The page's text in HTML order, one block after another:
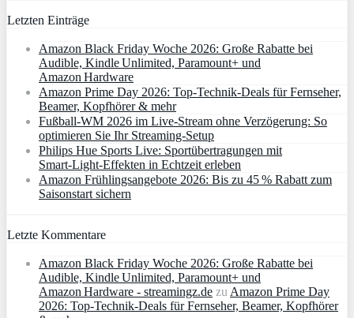
Letzten Einträge
Amazon Black Friday Woche 2026: Große Rabatte bei
Audible, Kindle Unlimited, Paramount+ und
Amazon Hardware
Amazon Prime Day 2026: Top-Technik-Deals für Fernseher,
Beamer, Kopfhörer & mehr
Fußball-WM 2026 im Live-Stream ohne Verzögerung: So
optimieren Sie Ihr Streaming-Setup
Philips Hue Sports Live: Sportübertragungen mit
Smart‑Light‑Effekten in Echtzeit erleben
Amazon Frühlingsangebote 2026: Bis zu 45 % Rabatt zum
Saisonstart sichern
Letzte Kommentare
Amazon Black Friday Woche 2026: Große Rabatte bei
Audible, Kindle Unlimited, Paramount+ und
Amazon Hardware - streamingz.de zu Amazon Prime Day
2026: Top-Technik-Deals für Fernseher, Beamer, Kopfhörer